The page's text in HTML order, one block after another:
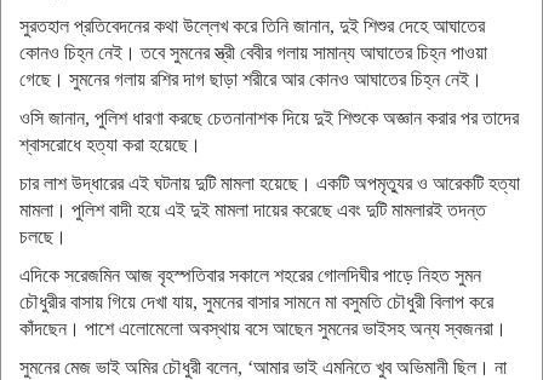
সুরতহাল প্রতিবেদনের কথা উল্লেখ করে তিনি জানান, দুই শিশুর দেহে আঘাতের
কোনও চিহ্ন নেই। তবে সুমনের স্ত্রী বেবীর গলায় সামান্য আঘাতের চিহ্ন পাওয়া
গেছে। সুমনের গলায় রশির দাগ ছাড়া শরীরে আর কোনও আঘাতের চিহ্ন নেই।
ওসি জানান, পুলিশ ধারণা করছে চেতনানাশক দিয়ে দুই শিশুকে অজ্ঞান করার পর তাদের
শ্বাসরোধে হত্যা করা হয়েছে।
চার লাশ উদ্ধারের এই ঘটনায় দুটি মামলা হয়েছে। একটি অপমৃত্যুর ও আরেকটি হত্যা
মামলা। পুলিশ বাদী হয়ে এই দুই মামলা দায়ের করেছে এবং দুটি মামলারই তদন্ত
চলছে।
এদিকে সরেজমিন আজ বৃহস্পতিবার সকালে শহরের গোলদিঘীর পাড়ে নিহত সুমন
চৌধুরীর বাসায় গিয়ে দেখা যায়, সুমনের বাসার সামনে মা বসুমতি চৌধুরী বিলাপ করে
কাঁদছেন। পাশে এলোমেলো অবস্থায় বসে আছেন সুমনের ভাইসহ অন্য স্বজনরা।
সুমনের মেজ ভাই অমির চৌধুরী বলেন, ‘আমার ভাই এমনিতে খুব অভিমানী ছিল। না